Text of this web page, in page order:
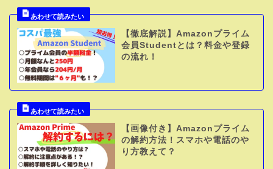
【徹底解説】Amazonプライム
会員Studentとは？料金や登録
の流れ！
【画像付き】Amazonプライム
の解約方法！スマホや電話のや
り方教えて？